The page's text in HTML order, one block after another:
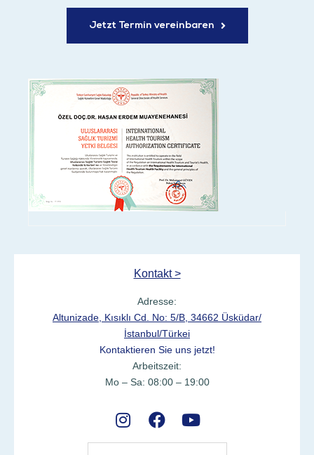
Jetzt Termin vereinbaren
Kontakt >
Adresse:
Altunizade, Kısıklı Cd. No: 5/B, 34662 Üsküdar/
İstanbul/Türkei
Kontaktieren Sie uns jetzt!
Arbeitszeit:
Mo – Sa: 08:00 – 19:00